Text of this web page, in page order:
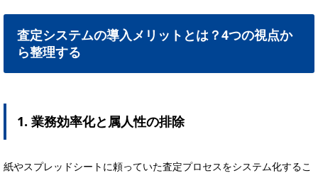
査定システムの導入メリットとは？4つの視点か
ら整理する
1. 業務効率化と属人性の排除
紙やスプレッドシートに頼っていた査定プロセスをシステム化するこ